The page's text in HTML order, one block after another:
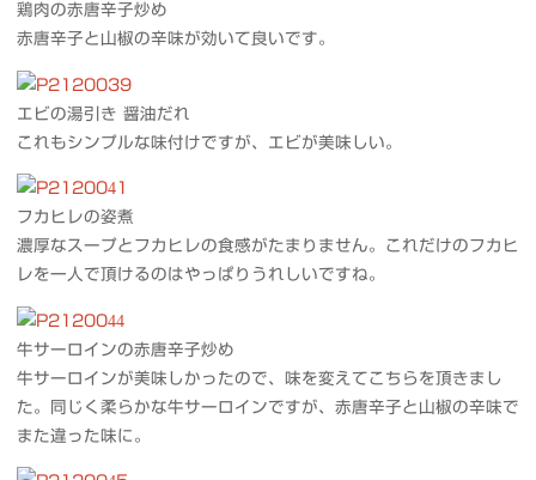
鶏肉の赤唐辛子炒め
赤唐辛子と山椒の辛味が効いて良いです。
エビの湯引き 醤油だれ
これもシンプルな味付けですが、エビが美味しい。
フカヒレの姿煮
濃厚なスープとフカヒレの食感がたまりません。これだけのフカヒ
レを一人で頂けるのはやっぱりうれしいですね。
牛サーロインの赤唐辛子炒め
牛サーロインが美味しかったので、味を変えてこちらを頂きまし
た。同じく柔らかな牛サーロインですが、赤唐辛子と山椒の辛味で
また違った味に。